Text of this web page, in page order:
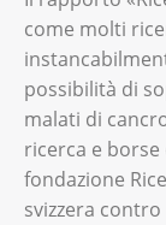
come molti
possibilità di
malati di
ricerca e
fondazione
svizzera